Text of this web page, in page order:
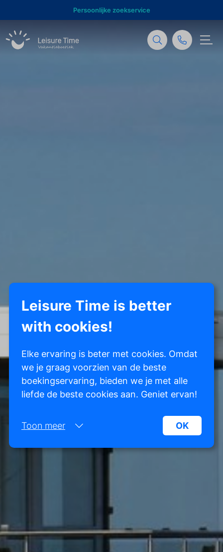
Behulpzame support
Leisure Time is better
with cookies!
Elke ervaring is beter met cookies. Omdat
we je graag voorzien van de beste
boekingservaring, bieden we je met alle
liefde de beste cookies aan. Geniet ervan!
Toon meer OK